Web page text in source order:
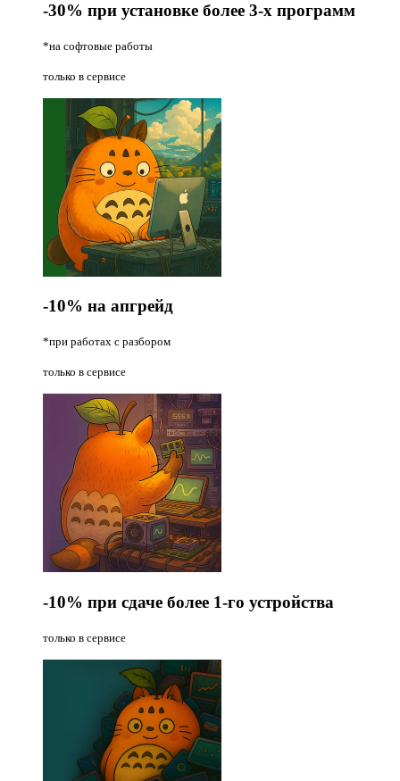
-30% при установке более 3-х программ
*на софтовые работы
только в сервисе
-10% на апгрейд
*при работах с разбором
только в сервисе
-10% при сдаче более 1-го устройства
только в сервисе